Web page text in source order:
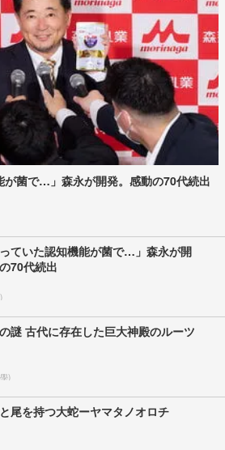
が菌で…」森永が開発。感動の70代続出
っていた認知機能が菌で…」森永が開
70代続出
謎 古代に存在した巨大神殿のルーツ
)
尾を持つ大蛇ーヤマタノオロチ